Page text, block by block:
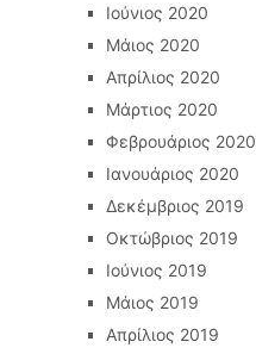
Ιούνιος 2020
Μάιος 2020
Απρίλιος 2020
Μάρτιος 2020
Φεβρουάριος 2020
Ιανουάριος 2020
Δεκέμβριος 2019
Οκτώβριος 2019
Ιούνιος 2019
Μάιος 2019
Απρίλιος 2019